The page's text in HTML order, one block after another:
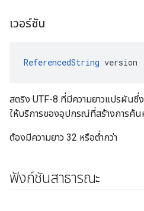
เวอร์ชัน
ReferencedString version
สตริง UTF-8 ที่มีความยาวแปรผันซึ่
ให้บริการของอุปกรณ์ที่สร้างการค้น
ต้องมีความยาว 32 หรือต่ำกว่า
ฟังก์ชันสาธารณะ